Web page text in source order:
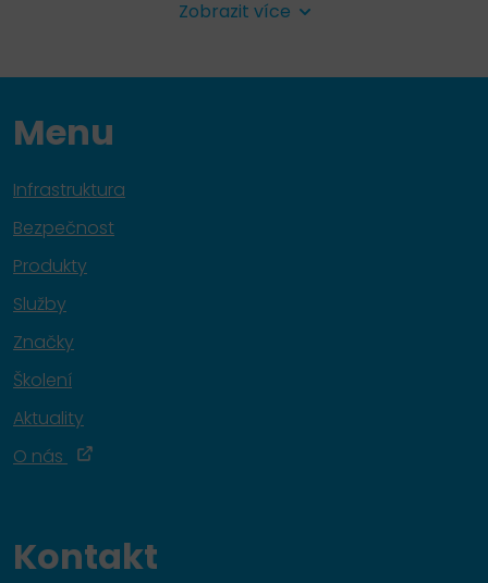
Zobrazit více
Menu
Infrastruktura
Bezpečnost
Produkty
Služby
Značky
Školení
Aktuality
O nás
Kontakt